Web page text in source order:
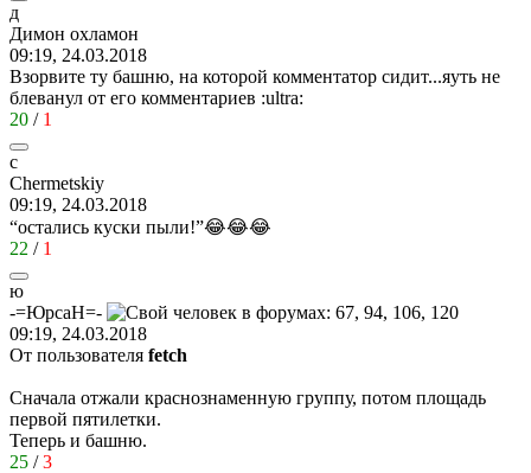
д
Димон охламон
09:19, 24.03.2018
Взорвите ту башню, на которой комментатор сидит...яуть не
блеванул от его комментариев :ultra:
20 / 1
c
Chermetskiy
09:19, 24.03.2018
“остались куски пыли!”😂😂😂
22 / 1
ю
-=ЮрсаН=-
09:19, 24.03.2018
От пользователя fetch
Сначала отжали краснознаменную группу, потом площадь
первой пятилетки.
Теперь и башню.
25 /3